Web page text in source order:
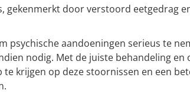
gekenmerkt door verstoord eetgedrag
psychische aandoeningen serieus te
nodig. Met de juiste behandeling
te krijgen op deze stoornissen en een